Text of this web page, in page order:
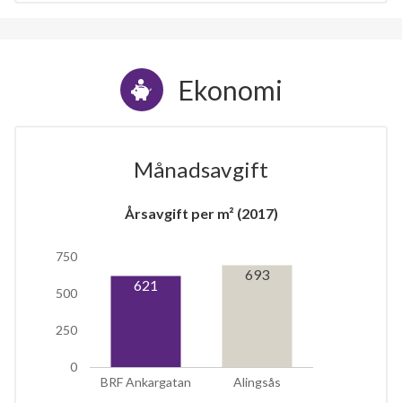
Ekonomi
Månadsavgift
Årsavgift per m² (2017)
BRF Ankargatan Alingsås
0
250
500
750
621
693